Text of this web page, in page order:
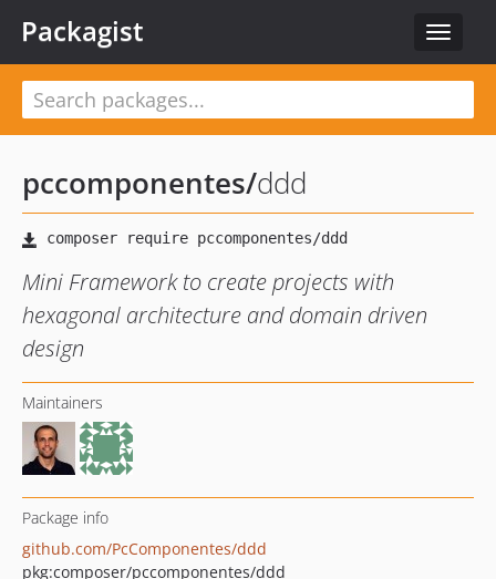
Toggle
Packagist
pccomponentes/ddd
Mini Framework to create projects with
hexagonal architecture and domain driven
design
Maintainers
Package info
github.com/PcComponentes/ddd
pkg:composer/pccomponentes/ddd